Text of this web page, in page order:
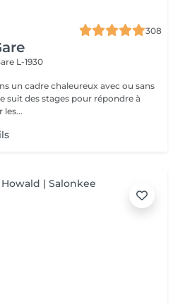
308
L-1930
un cadre chaleureux avec ou sans
suit des stages pour répondre à
les...